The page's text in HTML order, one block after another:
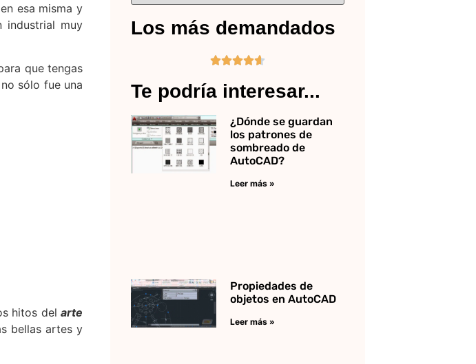
esa misma y
industrial muy
que tengas
sólo fue una
hitos del arte
bellas artes y
Los más demandados

Te podría interesar...
¿Dónde se guardan
los patrones de
sombreado de
AutoCAD?
Leer más »
Propiedades de
objetos en AutoCAD
Leer más »